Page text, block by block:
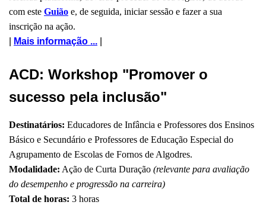
com este Guião e, de seguida, iniciar sessão e fazer a sua
inscrição na ação.
Mais informação ...
ACD: Workshop "Promover o
sucesso pela inclusão"
Destinatários: Educadores de Infância e Professores dos Ensinos
Básico e Secundário e Professores de Educação Especial do
Agrupamento de Escolas de Fornos de Algodres.
Modalidade: Ação de Curta Duração (relevante para avaliação
do desempenho e progressão na carreira)
Total de horas: 3 horas